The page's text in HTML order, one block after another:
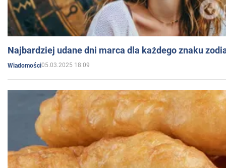
Najbardziej udane dni marca dla każdego znaku
Wiadomości05.03.2025 18:09